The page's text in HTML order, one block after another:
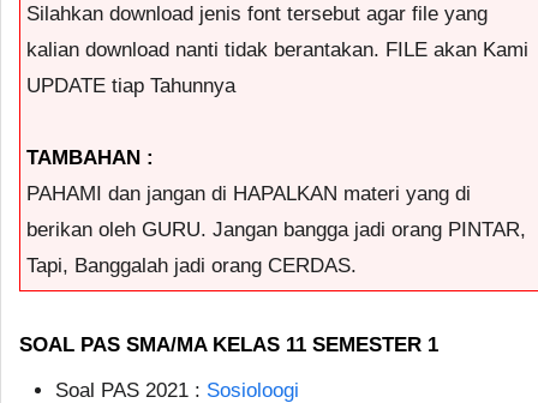
Silahkan download jenis font tersebut agar file yang
kalian download nanti tidak berantakan. FILE akan Kami
UPDATE tiap Tahunnya
TAMBAHAN :
PAHAMI dan jangan di HAPALKAN materi yang di
berikan oleh GURU. Jangan bangga jadi orang PINTAR,
Tapi, Banggalah jadi orang CERDAS.
SOAL PAS SMA/MA KELAS 11 SEMESTER 1
Soal PAS 2021 : Sosioloogi